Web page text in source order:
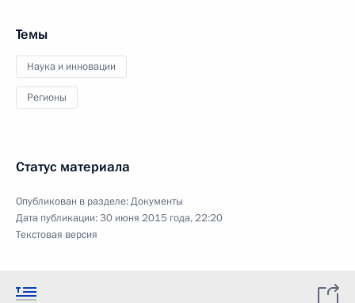
Темы
Наука и инновации
Регионы
Статус материала
Опубликован в разделе:Документы
Дата публикации:30 июня 2015 года, 22:20
Текстовая версия